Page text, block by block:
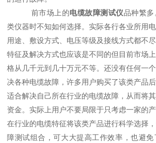
前市场上的电缆故障测试仪品种繁
类仪器时不知如何选择。实际各行各业所用电
用途、敷设方式、电压等级及接线方式都不
特征及解决方式也应该是不同的但目前市场
格从几千元到几十万元不等。还没有任何一
决各种电缆故障，许多用户购买了该类产品
适合解决自己所在行业的电缆故障，从而将
资金。实际上用户不要局限于只考虑一家的
在行业的电缆特征将该类产品进行科学选择
障测试组合，可大大提高工作效率，也避